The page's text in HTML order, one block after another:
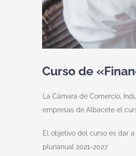
Curso de
La Cámara de Comercio,
empresas de Albacete el
El objetivo del curso es dar
plurianual 2021-2027.